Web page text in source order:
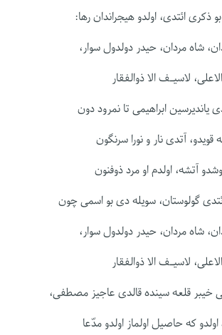
ذکری ائتدی، اولدو هیجراندان رها:
شاه مردان، حیدر دولدول سوار،
لاسیـف الا ذوالفقار
یاندیرسین ابراهیمی تا نمرود دون
قویدو، آتدی نار و نورا سرنگون
آتشه، اولدم او مرد ذوفنون
گولوستان، سویله دی بو اسمی چون
شاه مردان، حیدر دولدول سوار،
لاسیـف الا ذوالفقار
خیبر قلعه سینده قالدی عاجیز مصطفی،
اولدو که حاصیل اولماز اولدو مدّعا